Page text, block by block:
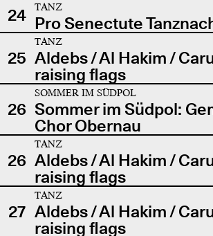
24
TANZ
Pro Senectute
25
TANZ
Aldebs / Al Hakim /
raising flags
26
SOMMER IM SÜDPOL
Sommer im Südpol:
Chor Obernau
26
TANZ
Aldebs / Al Hakim /
raising flags
27
TANZ
Aldebs / Al Hakim /
raising flags